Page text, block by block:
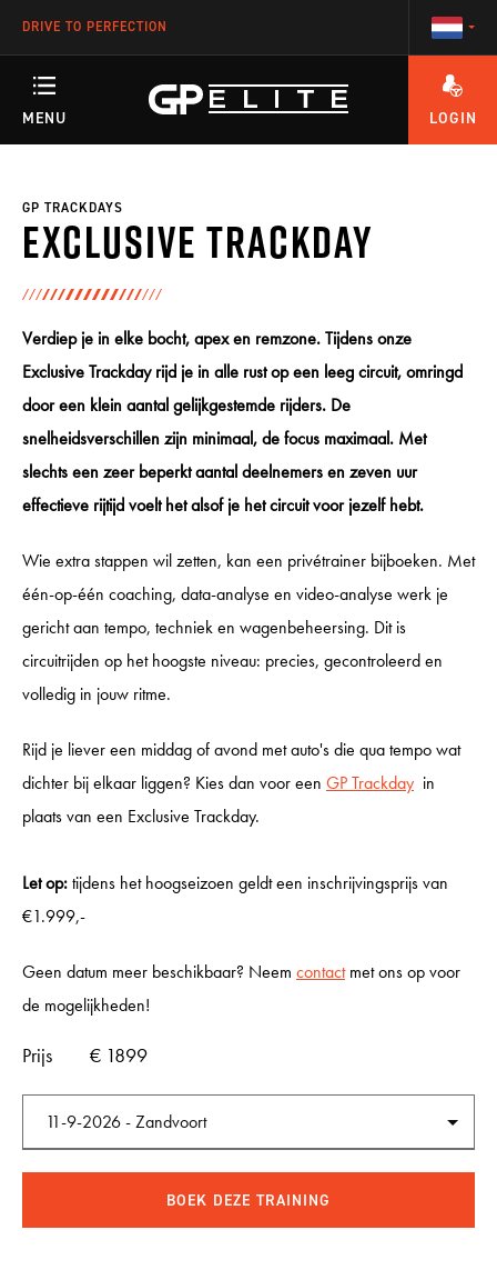
DRIVE TO PERFECTION
MENU
RACETEAM
ENGINEERING
INCENTIVES
GP CARS
KALENDER
VACATURES
CONTACT
LOGIN
Exclusive Trackday
GP TRACKDAYS
Verdiep je in elke bocht, apex en remzone. Tijdens onze
Exclusive Trackday rijd je in alle rust op een leeg circuit, omringd
door een klein aantal gelijkgestemde rijders. De
snelheidsverschillen zijn minimaal, de focus maximaal. Met
slechts een zeer beperkt aantal deelnemers en zeven uur
effectieve rijtijd voelt het alsof je het circuit voor jezelf hebt.
Wie extra stappen wil zetten, kan een privétrainer bijboeken. Met
één-op-één coaching, data-analyse en video-analyse werk je
gericht aan tempo, techniek en wagenbeheersing. Dit is
circuitrijden op het hoogste niveau: precies, gecontroleerd en
volledig in jouw ritme.
Rijd je liever een middag of avond met auto's die qua tempo wat
dichter bij elkaar liggen? Kies dan voor een GP Trackday in
plaats van een Exclusive Trackday.
Let op:tijdens het hoogseizoen geldt een inschrijvingsprijs van
€1.999,-
Geen datum meer beschikbaar? Neem contactmet ons op voor
de mogelijkheden!
Prijs € 1899